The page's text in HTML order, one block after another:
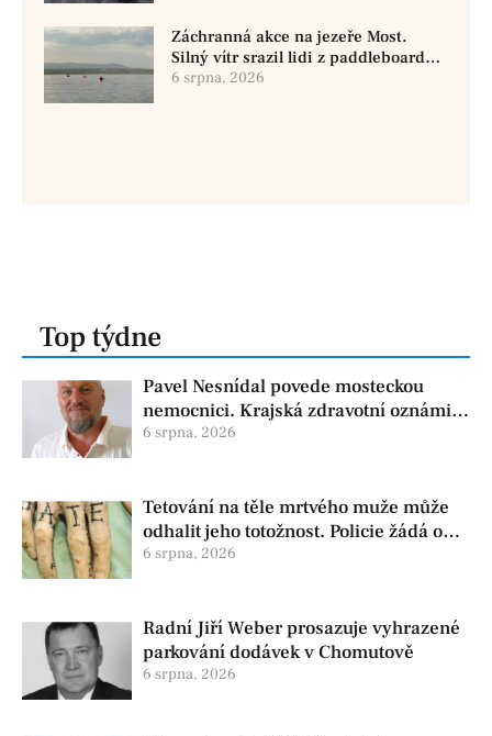
Záchranná akce na jezeře Most.
Silný vítr srazil lidi z paddleboardů,
dvě osoby se pohřešují
6 srpna, 2026
Top týdne
Pavel Nesnídal povede mosteckou
nemocnici. Krajská zdravotní oznámila
změnu ve vedení
6 srpna, 2026
Tetování na těle mrtvého muže může
odhalit jeho totožnost. Policie žádá o
pomoc
6 srpna, 2026
Radní Jiří Weber prosazuje vyhrazené
parkování dodávek v Chomutově
6 srpna, 2026